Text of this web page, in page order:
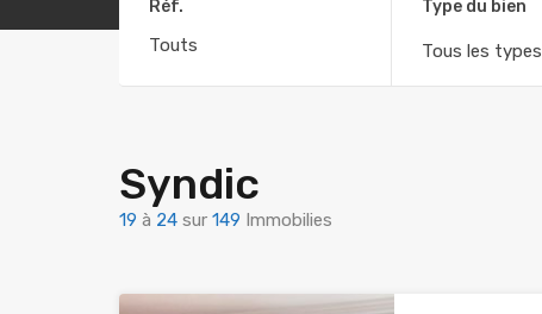
Réf. Type du bien
Tous les types
Syndic
19 à 24 sur 149 Immobilies